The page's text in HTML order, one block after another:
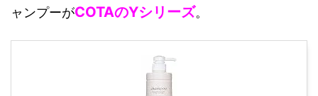
ャンプーがCOTAのYシリーズ。